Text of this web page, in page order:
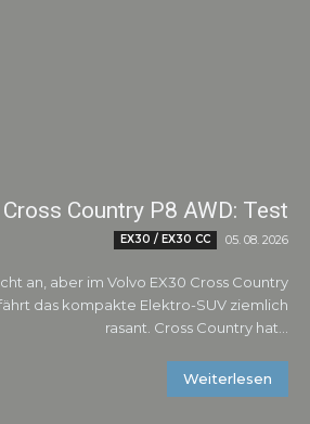
Country P8 AWD: Test
EX30 / EX30 CC 05. 08. 2026
an, aber im Volvo EX30 Cross Country
das kompakte Elektro-SUV ziemlich
rasant. Cross Country hat...
Weiterlesen